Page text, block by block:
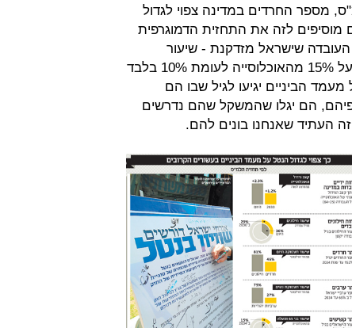
מספר החרדים במדינה צפוי לגדול
יותר. אם מוסיפים לזה את התחזית הדמוגרפית
65% או יותר - ואת העובדה שישראל מזדקנת - שיעור
הישראלים בגיל 65 ויותר יעמוד בשנת 2034 על 15% מהאוכלוסייה לעומת 10% בלבד
הביניים יגיעו לגיל שבו הם
הם יגלו שהמשקל שהם נדרשים
העתיד שאנחנו בונים להם.